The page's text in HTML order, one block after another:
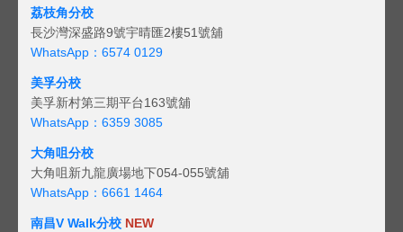
荔枝角分校
長沙灣深盛路9號宇晴匯2樓51號舖
WhatsApp：6574 0129
美孚分校
美孚新村第三期平台163號舖
WhatsApp：6359 3085
大角咀分校
大角咀新九龍廣場地下054-055號舖
WhatsApp：6661 1464
南昌V Walk分校 NEW